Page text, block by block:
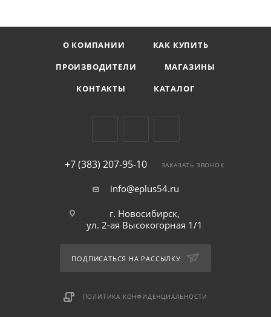
О КОМПАНИИ
КАК КУПИТЬ
ПРОИЗВОДИТЕЛИ
МАГАЗИНЫ
КОНТАКТЫ
КАТАЛОГ
+7 (383) 207-95-10 ЗАКАЗАТЬ ЗВОНОК
info@eplus54.ru
г. Новосибирск,
ул. 2-ая Высокогорная 1/1
ПОДПИСАТЬСЯ НА РАССЫЛКУ
ПОЛИТИКА КОНФИДЕНЦИАЛЬНОСТИ